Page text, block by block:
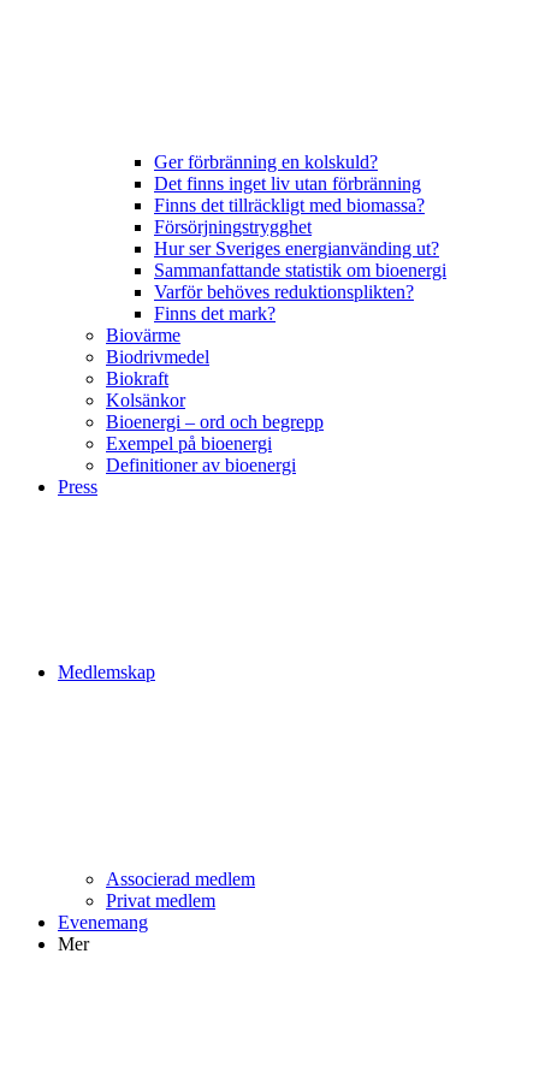
Ger förbränning en kolskuld?
Det finns inget liv utan förbränning
Finns det tillräckligt med biomassa?
Försörjningstrygghet
Hur ser Sveriges energianvänding ut?
Sammanfattande statistik om bioenergi
Varför behöves reduktionsplikten?
Finns det mark?
Biovärme
Biodrivmedel
Biokraft
Kolsänkor
Bioenergi – ord och begrepp
Exempel på bioenergi
Definitioner av bioenergi
Press
Medlemskap
Associerad medlem
Privat medlem
Evenemang
Mer